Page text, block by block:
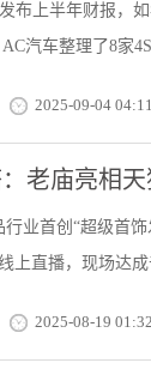
布上半年财报，
汽车整理了8家
2025-09-04 04:11
老庙亮相
行业首创“超级首
上直播，现场达
2025-08-19 01:32